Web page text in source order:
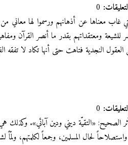
معناها عن أذهانهم ورسموا لها معاني من
للشيعة ومعتقداتهم بقدر ما أنصر القرآن
النجدية فتاهت حتى أنها تكاد لا تفقه
«التقيّة ديني ودين آبائي». وكذلك
لحال المسلمين، وجمعاً لكلمتهم، ولمّاً